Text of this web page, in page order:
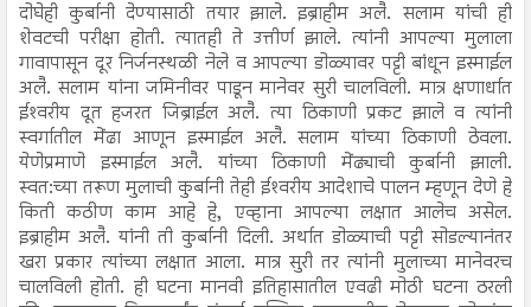
दोघेही कुर्बानी देण्यासाठी तयार झाले. इब्राहीम अलै. सलाम यांची ही
शेवटची परीक्षा होती. त्यातही ते उत्तीर्ण झाले. त्यांनी आपल्या मुलाला
गावापासून दूर निर्जनस्थळी नेले व आपल्या डोळ्यावर पट्टी बांधून इस्माईल
अलै. सलाम यांना जमिनीवर पाडून मानेवर सुरी चालविली. मात्र क्षणार्धात
ईश्‍वरीय दूत हजरत जिब्राईल अलै. त्या ठिकाणी प्रकट झाले व त्यांनी
स्वर्गातील मेंढा आणून इस्माईल अलै. सलाम यांच्या ठिकाणी ठेवला.
येणेप्रमाणे इस्माईल अलै. यांच्या ठिकाणी मेंढ्याची कुर्बानी झाली.
स्वत:च्या तरूण मुलाची कुर्बानी तेही ईश्‍वरीय आदेशाचे पालन म्हणून देणे हे
किती कठीण काम आहे हे, एव्हाना आपल्या लक्षात आलेच असेल.
इब्राहीम अलै. यांनी ती कुर्बानी दिली. अर्थात डोळ्याची पट्टी सोडल्यानंतर
खरा प्रकार त्यांच्या लक्षात आला. मात्र सुरी तर त्यांनी मुलाच्या मानेवरच
चालविली होती. ही घटना मानवी इतिहासातील एवढी मोठी घटना ठरली